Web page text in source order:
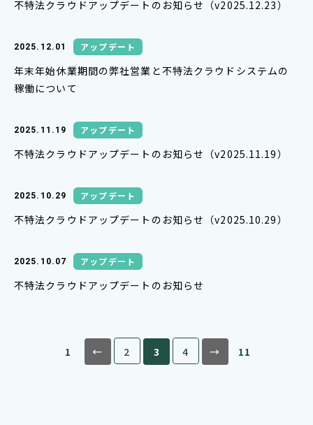
不特法クラウドアップデートのお知らせ（v2025.12.23）
2025.12.01 アップデート
年末年始休業期間の弊社営業と不特法クラウドシステムの
稼働について
2025.11.19 アップデート
不特法クラウドアップデートのお知らせ（v2025.11.19）
2025.10.29 アップデート
不特法クラウドアップデートのお知らせ（v2025.10.29）
2025.10.07 アップデート
不特法クラウドアップデートのお知らせ
1 ← 2 3 4 → 11